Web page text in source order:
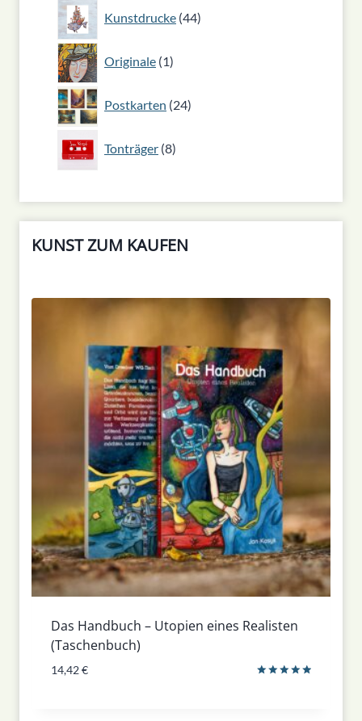
Kunstdrucke 44
44
Produkte
Originale 1
1
Produkt
Postkarten 24
24
Produkte
Tonträger 8
8
Produkte
KUNST ZUM KAUFEN
Das Handbuch – Utopien eines Realisten
(Taschenbuch)
14,42€